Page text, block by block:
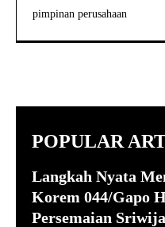
pimpinan perusahaan
POPULAR
Langkah Nyata
Korem 044/Gapo
Persemaian